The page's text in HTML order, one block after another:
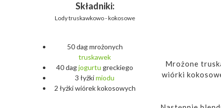
Składniki:
Lody truskawkowo - kokosowe
50 dag mrożonych
truskawek
40 dagjogurtu greckiego
3 łyżkimiodu
2 łyżki wiórek kokosowych
Mrożone
wiórki